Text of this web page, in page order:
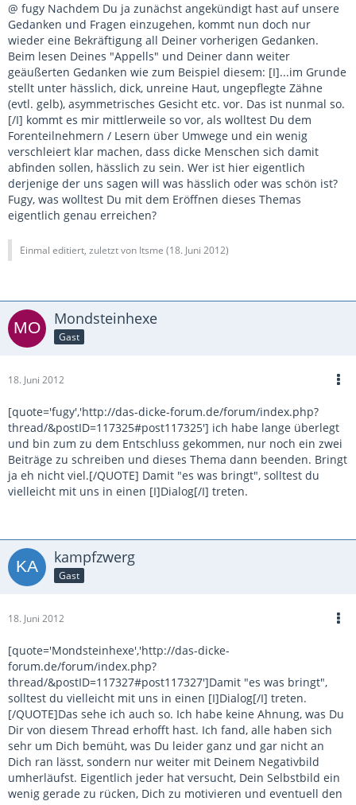
@ fugy Nachdem Du ja zunächst angekündigt hast auf unsere
Gedanken und Fragen einzugehen, kommt nun doch nur
wieder eine Bekräftigung all Deiner vorherigen Gedanken.
Beim lesen Deines "Appells" und Deiner dann weiter
geäußerten Gedanken wie zum Beispiel diesem: [I]...im Grunde
stellt unter hässlich, dick, unreine Haut, ungepflegte Zähne
(evtl. gelb), asymmetrisches Gesicht etc. vor. Das ist nunmal so.
[/I] kommt es mir mittlerweile so vor, als wolltest Du dem
Forenteilnehmern / Lesern über Umwege und ein wenig
verschleiert klar machen, dass dicke Menschen sich damit
abfinden sollen, hässlich zu sein. Wer ist hier eigentlich
derjenige der uns sagen will was hässlich oder was schön ist?
Fugy, was wolltest Du mit dem Eröffnen dieses Themas
eigentlich genau erreichen?
Einmal editiert, zuletzt von Itsme (18. Juni 2012)
Mondsteinhexe
Gast
18. Juni 2012
[quote='fugy','http://das-dicke-forum.de/forum/index.php?
thread/&postID=117325#post117325'] ich habe lange überlegt
und bin zum zu dem Entschluss gekommen, nur noch ein zwei
Beiträge zu schreiben und dieses Thema dann beenden. Bringt
ja eh nicht viel.[/QUOTE] Damit "es was bringt", solltest du
vielleicht mit uns in einen [I]Dialog[/I] treten.
kampfzwerg
Gast
18. Juni 2012
[quote='Mondsteinhexe','http://das-dicke-
forum.de/forum/index.php?
thread/&postID=117327#post117327']Damit "es was bringt",
solltest du vielleicht mit uns in einen [I]Dialog[/I] treten.
[/QUOTE]Das sehe ich auch so. Ich habe keine Ahnung, was Du
Dir von diesem Thread erhofft hast. Ich fand, alle haben sich
sehr um Dich bemüht, was Du leider ganz und gar nicht an
Dich ran lässt, sondern nur weiter mit Deinem Negativbild
umherläufst. Eigentlich jeder hat versucht, Dein Selbstbild ein
wenig gerade zu rücken, Dich zu motivieren und eventuell den